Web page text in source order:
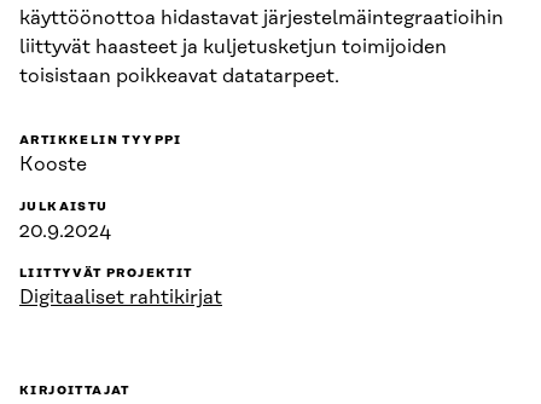
käyttöönottoa hidastavat järjestelmäintegraatioihin
liittyvät haasteet ja kuljetusketjun toimijoiden
toisistaan poikkeavat datatarpeet.
ARTIKKELIN TYYPPI
Kooste
JULKAISTU
20.9.2024
LIITTYVÄT PROJEKTIT
Digitaaliset rahtikirjat
KIRJOITTAJAT